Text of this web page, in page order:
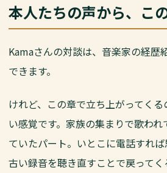
本人たちの声から、こ
Kamaさんの対談は、音楽家の経歴
できます。
けれど、この章で立ち上がってく
い感覚です。家族の集まりで歌わ
ていたパート。いとこに電話すれば
古い録音を聴き直すことで戻ってく